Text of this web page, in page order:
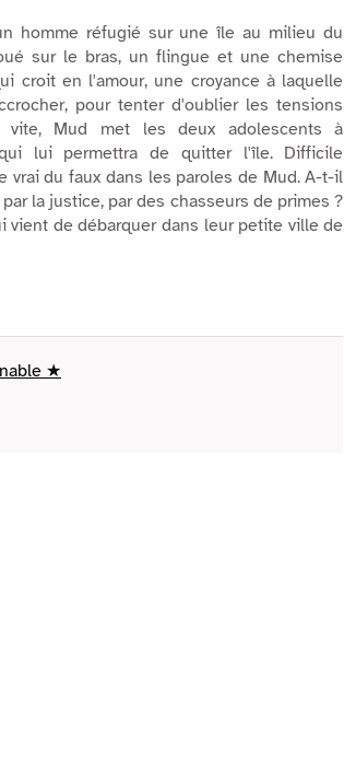
homme réfugié sur une île au milieu du
sur le bras, un flingue et une chemise
croit en l'amour, une croyance à laquelle
pour tenter d'oublier les tensions
vite, Mud met les deux adolescents à
lui permettra de quitter l'île. Difficile
du faux dans les paroles de Mud. A-t-il
la justice, par des chasseurs de primes ?
de débarquer dans leur petite ville de
★